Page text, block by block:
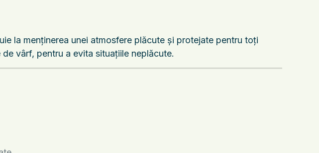
la menținerea unei atmosfere plăcute și protejate pentru toți
vârf, pentru a evita situațiile neplăcute.